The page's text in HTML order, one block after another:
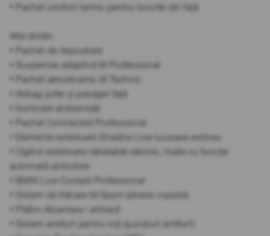
• Pachet confort termic pentru locurile din față
Alte dotări:
• Pachet de depozitare
• Suspensie adaptivă M Professional
• Pachet aerodinamic M Technic
• Airbag șofer și pasager față
• Iluminare ambientală
• Pachet Connected Professional
• Elemente exterioare Shadow Line lucioase extinse
• Oglinzi exterioare rabatabile electric, toate cu funcție
automată antiorbire
• BMW Live Cockpit Professional
• Sistem de frânare M Sport (etriere vopsite)
• Plafon Alcantara / antracit
• Sistem antifurt pentru roți (șuruburi antifurt)